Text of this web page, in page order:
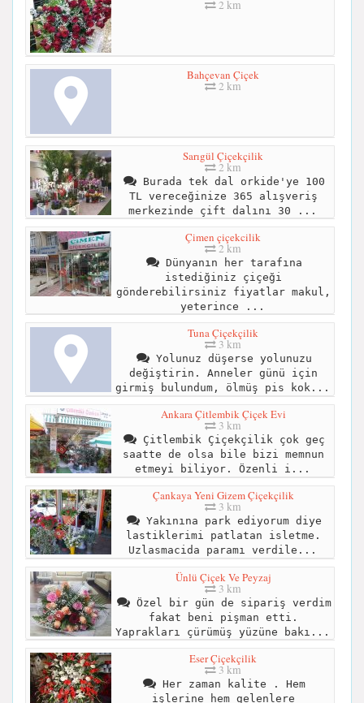
2 km
Bahçevan Çiçek
2 km
Sarıgül Çiçekçilik
2 km
Burada tek dal orkide'ye 100
TL vereceğinize 365 alışveriş
merkezinde çift dalını 30 ...
Çimen çiçekcilik
2 km
Dünyanın her tarafına
istediğiniz çiçeği
gönderebilirsiniz fiyatlar makul,
yeterince ...
Tuna Çiçekçilik
3 km
Yolunuz düşerse yolunuzu
değiştirin. Anneler günü için
girmiş bulundum, ölmüş pis kok...
Ankara Çitlembik Çiçek Evi
3 km
Çitlembik Çiçekçilik çok geç
saatte de olsa bile bizi memnun
etmeyi biliyor. Özenli i...
Çankaya Yeni Gizem Çiçekçilik
3 km
Yakınına park ediyorum diye
lastiklerimi patlatan isletme.
Uzlasmacida paramı verdile...
Ünlü Çiçek Ve Peyzaj
3 km
Özel bir gün de sipariş verdim
fakat beni pişman etti.
Yaprakları çürümüş yüzüne bakı...
Eser Çiçekçilik
3 km
Her zaman kalite . Hem
işlerine hem gelenlere